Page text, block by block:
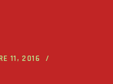
11, 2016